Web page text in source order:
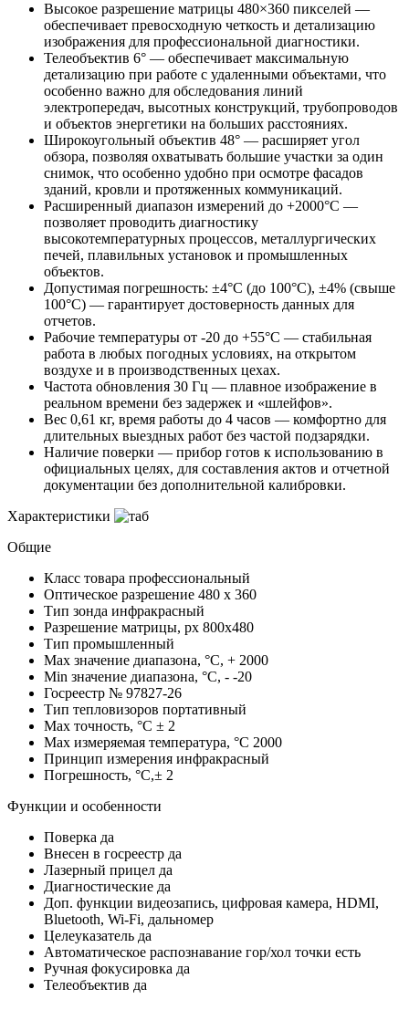
Высокое разрешение матрицы 480×360 пикселей —
обеспечивает превосходную четкость и детализацию
изображения для профессиональной диагностики.
Телеобъектив 6° — обеспечивает максимальную
детализацию при работе с удаленными объектами, что
особенно важно для обследования линий
электропередач, высотных конструкций, трубопроводов
и объектов энергетики на больших расстояниях.
Широкоугольный объектив 48° — расширяет угол
обзора, позволяя охватывать большие участки за один
снимок, что особенно удобно при осмотре фасадов
зданий, кровли и протяженных коммуникаций.
Расширенный диапазон измерений до +2000°C —
позволяет проводить диагностику
высокотемпературных процессов, металлургических
печей, плавильных установок и промышленных
объектов.
Допустимая погрешность: ±4°C (до 100°C), ±4% (свыше
100°C) — гарантирует достоверность данных для
отчетов.
Рабочие температуры от -20 до +55°C — стабильная
работа в любых погодных условиях, на открытом
воздухе и в производственных цехах.
Частота обновления 30 Гц — плавное изображение в
реальном времени без задержек и «шлейфов».
Вес 0,61 кг, время работы до 4 часов — комфортно для
длительных выездных работ без частой подзарядки.
Наличие поверки — прибор готов к использованию в
официальных целях, для составления актов и отчетной
документации без дополнительной калибровки.
Характеристики
Общие
Класс товара профессиональный
Оптическое разрешение 480 x 360
Тип зонда инфракрасный
Разрешение матрицы, px 800x480
Тип промышленный
Max значение диапазона, °C, + 2000
Min значение диапазона, °C, - -20
Госреестр № 97827-26
Тип тепловизоров портативный
Max точность, °С ± 2
Max измеряемая температура, °С 2000
Принцип измерения инфракрасный
Погрешность, °C,± 2
Функции и особенности
Поверка да
Внесен в госреестр да
Лазерный прицел да
Диагностические да
Доп. функции видеозапись, цифровая камера, HDMI,
Bluetooth, Wi-Fi, дальномер
Целеуказатель да
Автоматическое распознавание гор/хол точки есть
Ручная фокусировка да
Телеобъектив да